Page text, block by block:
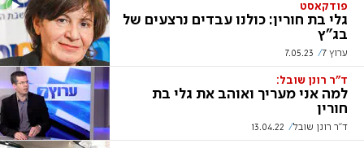
פודקאסט
גלי בת חורין: כולנו עבדים נרצעים של
בג"ץ
ערוץ 7 7.05.23
ד"ר רונן שובל:
למה אני מעריך ואוהב את גלי בת
חורין
ד"ר רונן שובל 13.04.22